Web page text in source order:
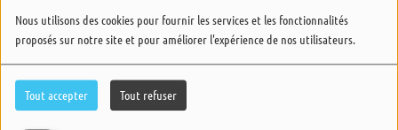
Nous utilisons des cookies pour fournir les services et les fonctionnalités
proposés sur notre site et pour améliorer l'expérience de nos utilisateurs.
Tout accepter Tout refuser
FERMER